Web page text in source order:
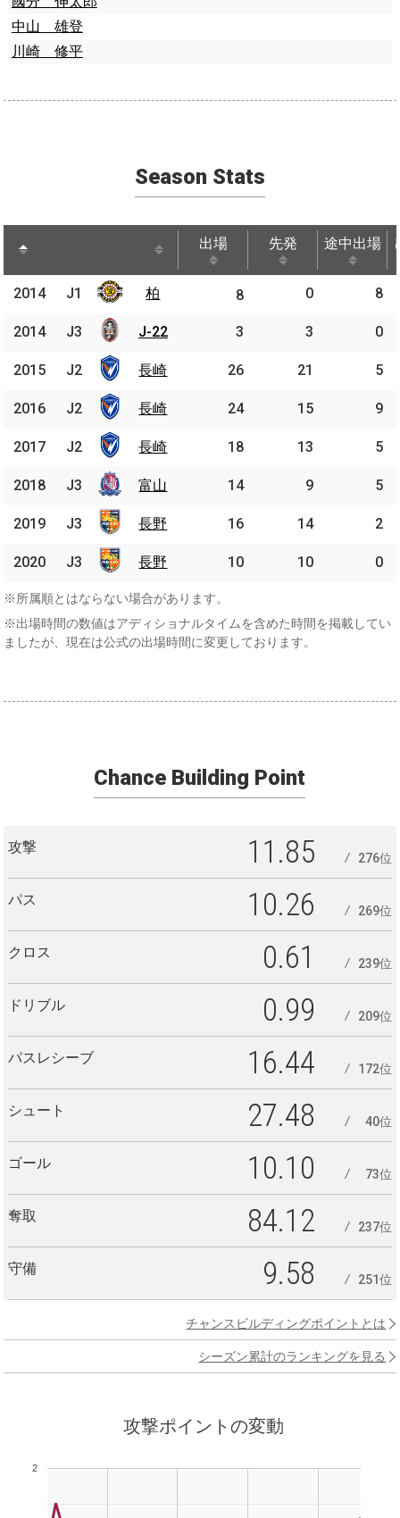
中山 雄登
川崎 修平
Season Stats
出場 先発 途中出場
途中出場
2014 柏 8 0 8
2014 J-22 3 3 0
2015 長崎 26 21 5
2016 長崎 24 15 9
2017 長崎 18 13 5
2018 富山 14 9 5
2019 長野 16 14 2
2020 長野 10 10 0
2014 J1 柏
2014 J3 J-22
2015 J2 長崎
2016 J2 長崎
2017 J2 長崎
2018 J3 富山
2019 J3 長野
2020 J3 長野
※所属順とはならない場合があります。
※出場時間の数値はアディショナルタイムを含めた時間を掲載してい
ましたが、現在は公式の出場時間に変更しております。
Chance Building Point
攻撃 11.85 276位
パス 10.26 269位
クロス 0.61 239位
ドリブル 0.99 209位
パスレシーブ 16.44 172位
シュート 27.48 40位
ゴール 10.10 73位
奪取 84.12 237位
守備 9.58 251位
チャンスビルディングポイントとは
シーズン累計のランキングを見る
攻撃ポイントの変動
2